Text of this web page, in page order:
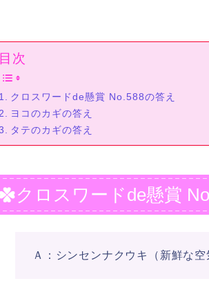
目次
クロスワードde懸賞 No.588の答え
ヨコのカギの答え
タテのカギの答え
クロスワードde懸賞
Ａ：シンセンナクウキ（新鮮な空